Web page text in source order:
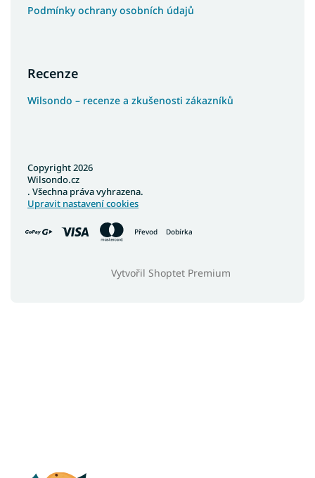
Podmínky ochrany osobních údajů
Recenze
Wilsondo – recenze a zkušenosti zákazníků
Převod Dobírka
Vytvořil Shoptet Premium
Copyright 2026
Wilsondo.cz
. Všechna práva vyhrazena.
Upravit nastavení cookies